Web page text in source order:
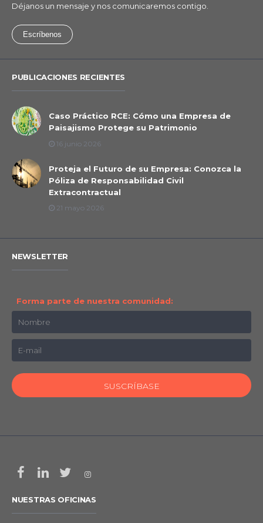
Déjanos un mensaje y nos comunicaremos contigo.
Escríbenos
PUBLICACIONES RECIENTES
Caso Práctico RCE: Cómo una Empresa de
Paisajismo Protege su Patrimonio
16 junio 2026
Proteja el Futuro de su Empresa: Conozca la
Póliza de Responsabilidad Civil
Extracontractual
21 mayo 2026
NEWSLETTER
Forma parte de nuestra comunidad:
NUESTRAS OFICINAS